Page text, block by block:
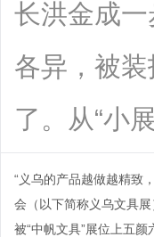
长洪金成一
各异，被
了。从“小
“义乌的产品越做越精致
会（以下简称义乌文具
被“中帆文具”展位上五